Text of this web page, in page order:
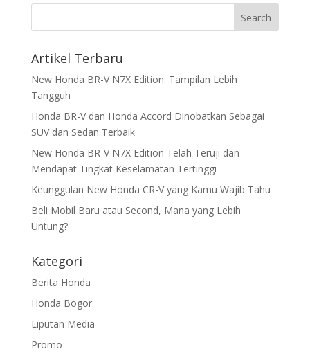
Artikel Terbaru
New Honda BR-V N7X Edition: Tampilan Lebih
Tangguh
Honda BR-V dan Honda Accord Dinobatkan Sebagai
SUV dan Sedan Terbaik
New Honda BR-V N7X Edition Telah Teruji dan
Mendapat Tingkat Keselamatan Tertinggi
Keunggulan New Honda CR-V yang Kamu Wajib Tahu
Beli Mobil Baru atau Second, Mana yang Lebih
Untung?
Kategori
Berita Honda
Honda Bogor
Liputan Media
Promo